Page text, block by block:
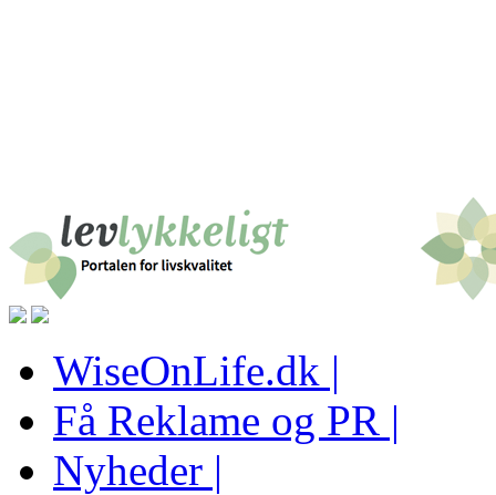
WiseOnLife.dk |
Få Reklame og PR |
Nyheder |